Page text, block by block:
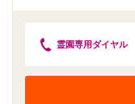
霊園専用 ダイヤル